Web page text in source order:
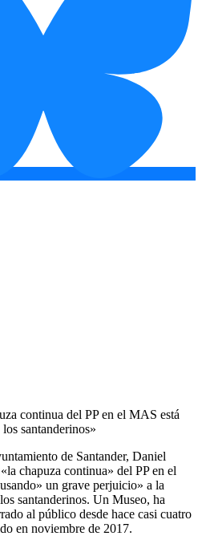
continua del PP en el MAS está
santanderinos»
de Santander, Daniel
chapuza continua» del PP en el
un grave perjuicio» a la
santanderinos. Un Museo, ha
al público desde hace casi cuatro
en noviembre de 2017.